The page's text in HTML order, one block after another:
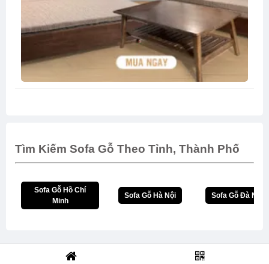
Tìm Kiếm Sofa Gỗ Theo Tỉnh, Thành Phố
Sofa Gỗ Hồ Chí
Minh
Sofa Gỗ Hà Nội Sofa Gỗ Đà Nẵng